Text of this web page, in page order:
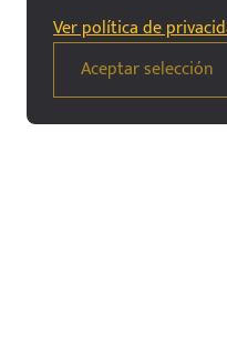
Ver política de
Aceptar selección